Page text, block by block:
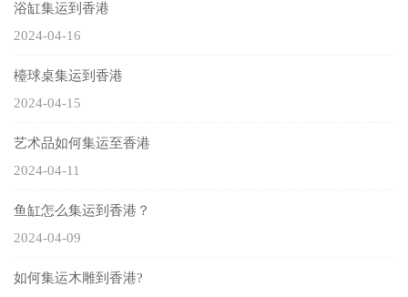
浴缸集运到香港
2024-04-16
檯球桌集运到香港
2024-04-15
艺术品如何集运至香港
2024-04-11
鱼缸怎么集运到香港？
2024-04-09
如何集运木雕到香港?